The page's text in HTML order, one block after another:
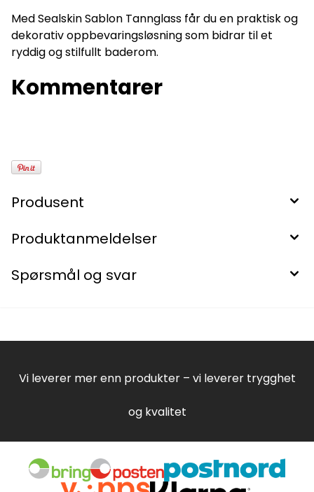
Med Sealskin Sablon Tannglass får du en praktisk og
dekorativ oppbevaringsløsning som bidrar til et
ryddig og stilfullt baderom.
Kommentarer
Produsent
Produktanmeldelser
Spørsmål og svar
Vi leverer mer enn produkter – vi leverer trygghet
og kvalitet